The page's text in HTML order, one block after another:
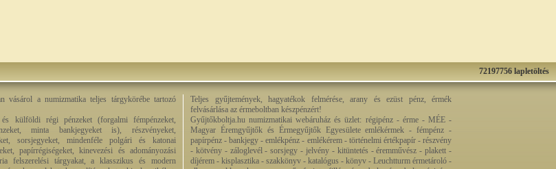
72197756 lapletöltés
vásárol a numizmatika teljes tárgykörébe tartozó
külföldi régi pénzeket (forgalmi fémpénzeket,
minta bankjegyeket is), részvényeket,
sorsjegyeket, mindenféle polgári és katonai
papírrégiségeket, kinevezési és adományozási
felszerelési tárgyakat, a klasszikus és modern
Teljes gyűjtemények, hagyatékok felmérése, arany és ezüst pénz, érmék
felvásárlása az érmeboltban készpénzért!
Gyűjtőkboltja.hu numizmatikai webáruház és üzlet: régipénz - érme - MÉE -
Magyar Éremgyűjtők és Érmegyűjtők Egyesülete emlékérmek - fémpénz -
papírpénz - bankjegy - emlékpénz - emlékérem - történelmi értékpapír - részvény
- kötvény - záloglevél - sorsjegy - jelvény - kitüntetés - éremművész - plakett -
díjérem - kisplasztika - szakkönyv - katalógus - könyv - Leuchtturm érmetároló -